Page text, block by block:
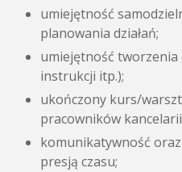
umiejętność
planowania działań;
umiejętność
instrukcji itp.);
ukończony kurs/
pracowników
komunikatywność
presją czasu;